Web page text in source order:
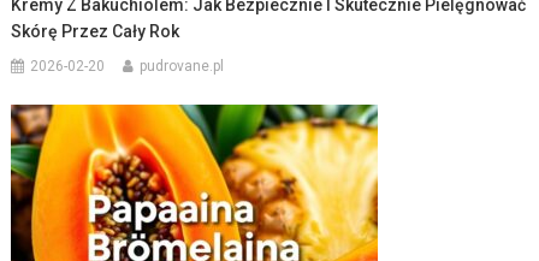
Kremy Z Bakuchiolem: Jak Bezpiecznie I Skutecznie Pielęgnować
Skórę Przez Cały Rok
2026-02-20 pudrovane.pl